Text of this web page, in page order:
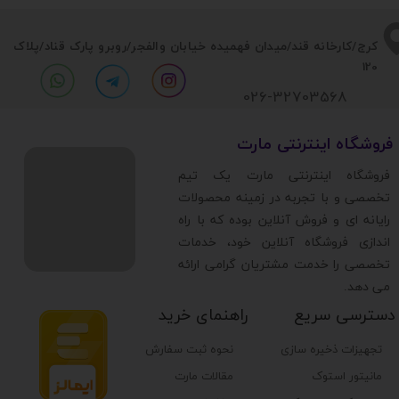
پشتیبانی از فن در قسمت مجاور کیس
برند
جنس بدنه و شاسی
جنس پنل راستی
​​کرج/کارخانه قند/میدان فهمیده خیابان والفجر/روبرو پارک قناد/پلاک
120
تجهیزات ذخیره سازی
مانیتور استوک
دسترسی سریع راهنمای خرید
نحوه ثبت سفارش
مقالات مارت
​فروشگاه اینترنتی مارت
​فروشگاه اینترنتی مارت یک تیم
تخصصی و با تجربه در زمینه محصولات
رایانه ای و فروش آنلاین بوده که با راه
اندازی فروشگاه آنلاین خود، خدمات
تخصصی را خدمت مشتریان گرامی ارائه
می دهد.
026-32703568